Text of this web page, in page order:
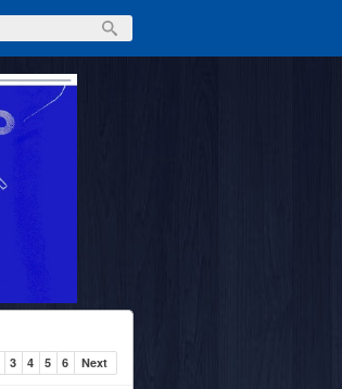
3 4 5 6 Next